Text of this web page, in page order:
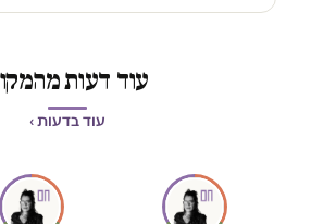
עוד דעות
עוד בדעות ›